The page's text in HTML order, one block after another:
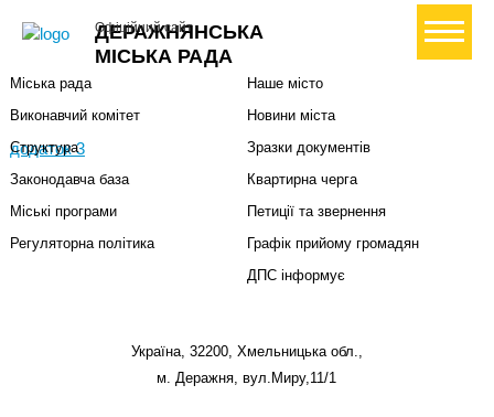
ДЕРАЖНЯНСЬКА
МІСЬКА РАДА
Офіційний сайт+ Створити петицію
додаток 3
Міський голова
Міська рада
Виконавчий комітет
Структура
Законодавча база
Міські програми
Регуляторна політика
Наше місто
Новини міста
Зразки документів
Квартирна черга
Петиції та звернення
Графік прийому громадян
ДПС інформує
Україна, 32200, Хмельницька обл.,
м. Деражня, вул.Миру,11/1